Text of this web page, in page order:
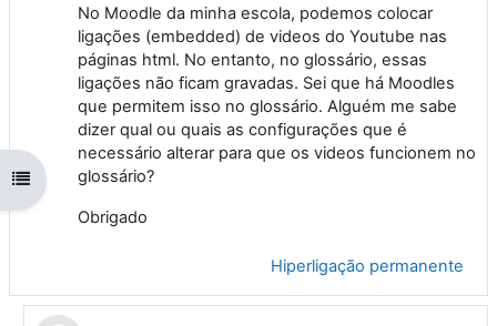
Abrir índice da disciplina
No Moodle da minha escola, podemos colocar
ligações (embedded) de videos do Youtube nas
páginas html. No entanto, no glossário, essas
ligações não ficam gravadas. Sei que há Moodles
que permitem isso no glossário. Alguém me sabe
dizer qual ou quais as configurações que é
necessário alterar para que os videos funcionem no
glossário?
Obrigado
Hiperligação permanente